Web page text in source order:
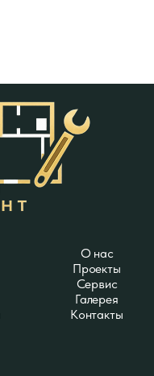
О нас
Проекты
Сервис
Галерея
Контакты